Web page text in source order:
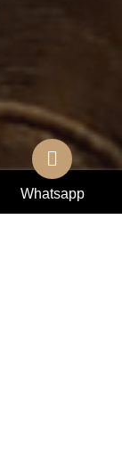
Whatsapp